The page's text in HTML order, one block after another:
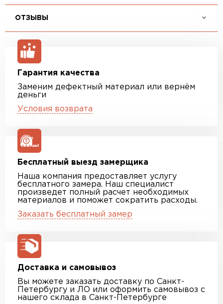
ОТЗЫВЫ
Гарантия качества
Заменим дефектный материал или вернём
деньги
Условия возврата
Бесплатный выезд замерщика
Наша компания предоставляет услугу
бесплатного замера. Наш специалист
произведет полный расчет необходимых
материалов и поможет сократить расходы.
Заказать бесплатный замер
Доставка и самовывоз
Вы можете заказать доставку по Санкт-
Петербургу и ЛО или оформить самовывоз с
нашего склада в Санкт-Петербурге